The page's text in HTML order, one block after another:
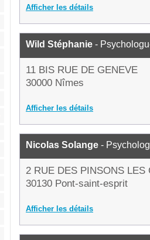
Afficher les détails
Wild Stéphanie -
11 BIS RUE DE GENEVE
30000 Nîmes
Afficher les détails
Nicolas Solange -
2 RUE DES PINSONS LES
30130 Pont-saint-esprit
Afficher les détails